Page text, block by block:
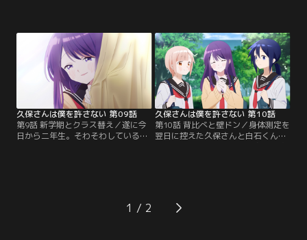
と。久保さんに見つかる日々も、も
う終わりかもしれない--。そんな寂
しさを感じ始めていた。一方で久保
さんも、葉月の家で行われたお泊ま
り会でクラス替えの話が出ると、自
然と白石くんのことが…。
かける久保さんだったが、誠太は初
めて会った沙貴に一目惚れ……！？
さらに、その様子を眺めていた明菜
に、白石くんと誠太はお花見に誘わ
れることになる。しかし、翌日のお
花見の席では…。
久保さんは僕を許さない 第09話
第9話 新学期とクラス替え／遂に今
日から二年生。そわそわしている同
月と玉緒も同じクラスだったことが
わかり、迎えたホームルームでの委
久保さんは僕を許さない 第10話
第10話 背比べと壁ドン／身体測定を
翌日に控えた久保さんと白石くん。
領で白石くんが久保さんの身長を測
ろうとするも、自分の身長の位置で
1